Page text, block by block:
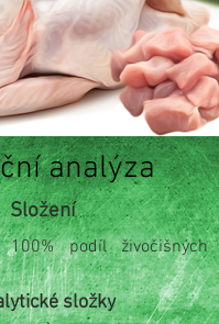
analýza
Složení
podíl živočišných
složky